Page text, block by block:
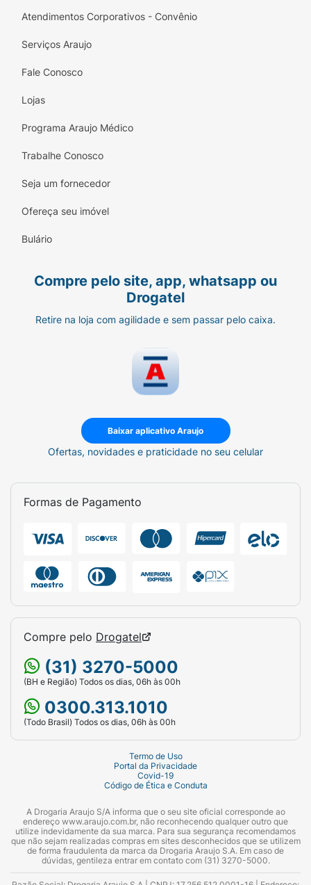
Atendimentos Corporativos - Convênio
Serviços Araujo
Fale Conosco
Lojas
Programa Araujo Médico
Trabalhe Conosco
Seja um fornecedor
Ofereça seu imóvel
Bulário
Compre pelo site, app, whatsapp ou
Drogatel
Retire na loja com agilidade e sem passar pelo caixa.
Baixar aplicativo Araujo
Ofertas, novidades e praticidade no seu celular
Formas de Pagamento
Compre pelo Drogatel
(31) 3270-5000
(BH e Região) Todos os dias, 06h às 00h
0300.313.1010
(Todo Brasil) Todos os dias, 06h às 00h
Termo de Uso
Portal da Privacidade
Covid-19
Código de Ética e Conduta
A Drogaria Araujo S/A informa que o seu site oficial corresponde ao
endereço www.araujo.com.br, não reconhecendo qualquer outro que
utilize indevidamente da sua marca. Para sua segurança recomendamos
que não sejam realizadas compras em sites desconhecidos que se utilizem
de forma fraudulenta da marca da Drogaria Araujo S.A. Em caso de
dúvidas, gentileza entrar em contato com (31) 3270-5000.